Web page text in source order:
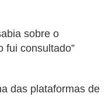
sobre o
fui consultado”
das plataformas de